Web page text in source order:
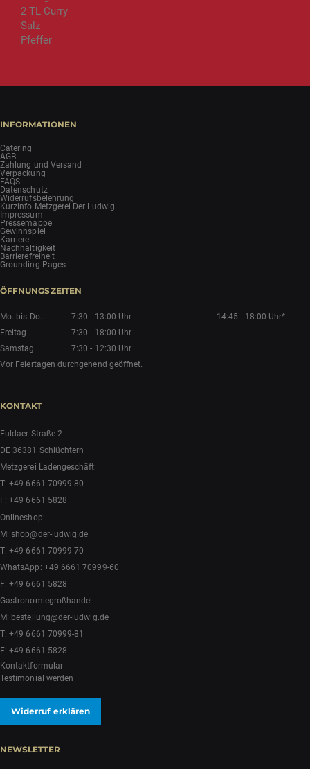
2 TL Curry
Salz
Pfeffer
INFORMATIONEN
Catering
AGB
Zahlung und Versand
Verpackung
FAQS
Datenschutz
Widerrufsbelehrung
Kurzinfo Metzgerei Der Ludwig
Impressum
Pressemappe
Gewinnspiel
Karriere
Nachhaltigkeit
Barrierefreiheit
Grounding Pages
ÖFFNUNGSZEITEN
Mo. bis Do. 7:30 - 13:00 Uhr
14:45 - 18:00 Uhr*
Freitag
7:30 - 18:00 Uhr
Samstag
7:30 - 12:30 Uhr
Vor Feiertagen durchgehend geöffnet.
KONTAKT
Fuldaer Straße 2
DE 36381 Schlüchtern
Metzgerei Ladengeschäft:
T:+49 6661 70999-80
F: +49 6661 5828
Onlineshop:
M:shop@der-ludwig.de
T:+49 6661 70999-70
WhatsApp: +49 6661 70999-60
F: +49 6661 5828
Gastronomiegroßhandel:
M: bestellung@der-ludwig.de
T:+49 6661 70999-81
F: +49 6661 5828
Kontaktformular
Testimonial werden
Widerruf erklären
NEWSLETTER